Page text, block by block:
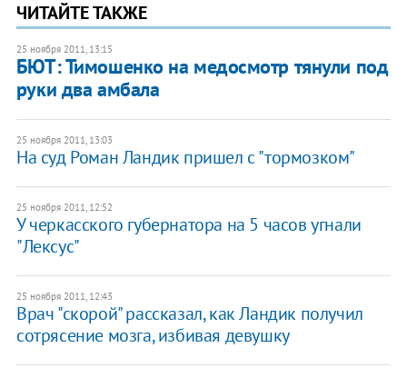
ЧИТАЙТЕ ТАКЖЕ
25 ноября 2011, 13:15
БЮТ: Тимошенко на медосмотр тянули под
руки два амбала
25 ноября 2011, 13:03
На суд Роман Ландик пришел с "тормозком"
25 ноября 2011, 12:52
У ​черкасского губернатора на 5 часов угнали
"Лексус"
25 ноября 2011, 12:43
Врач "скорой" рассказал, как Ландик получил
сотрясение мозга, избивая девушку